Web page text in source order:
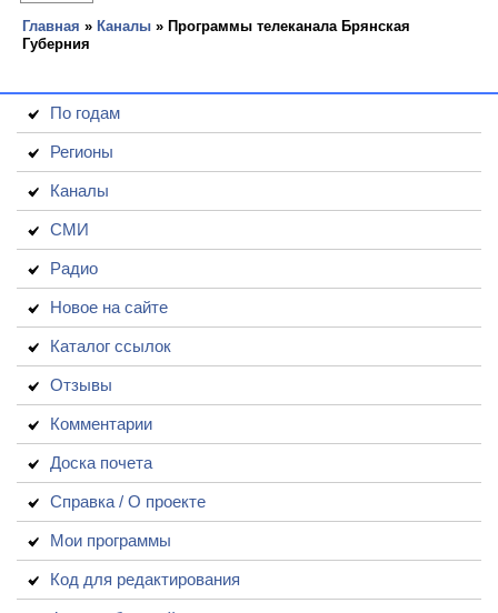
Главная » Каналы » Программы телеканала Брянская
Губерния
По годам
Регионы
Каналы
СМИ
Радио
Новое на сайте
Каталог ссылок
Отзывы
Комментарии
Доска почета
Справка / О проекте
Мои программы
Код для редактирования